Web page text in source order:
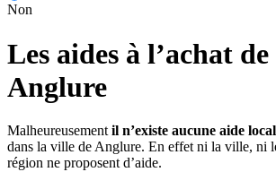
Non
Les aides à l’achat
Anglure
Malheureusement il n’existe aucune aide
dans la ville de Anglure. En effet ni la ville, ni
région ne proposent d’aide.